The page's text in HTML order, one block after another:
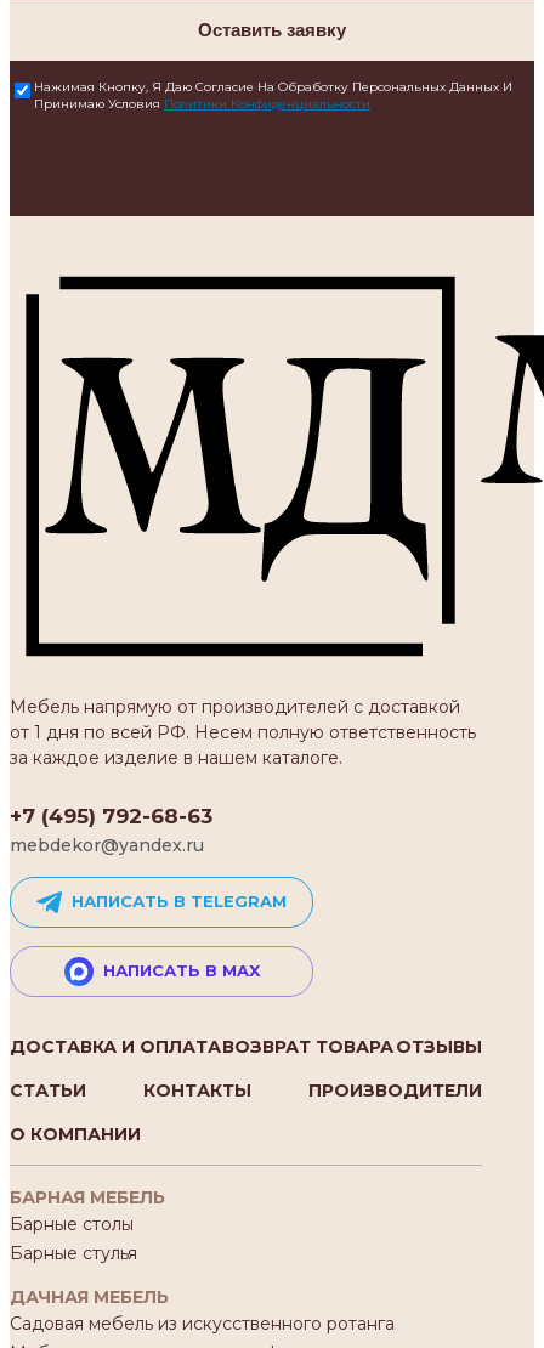
Оставить заявку
Нажимая Кнопку, Я Даю Согласие На Обработку Персональных Данных И
Принимаю Условия Политики Конфиденциальности
Мебель напрямую от производителей с доставкой
от 1 дня по всей РФ. Несем полную ответственность
за каждое изделие в нашем каталоге.
+7 (495) 792-68-63
mebdekor@yandex.ru
НАПИСАТЬ В TELEGRAM
НАПИСАТЬ В MAX
ДОСТАВКА И ОПЛАТАВОЗВРАТ ТОВАРАОТЗЫВЫ
СТАТЬИ
КОНТАКТЫ
ПРОИЗВОДИТЕЛИ
О КОМПАНИИ
БАРНАЯ МЕБЕЛЬ
Барные столы
Барные стулья
ДАЧНАЯ МЕБЕЛЬ
Садовая мебель из искусственного ротанга